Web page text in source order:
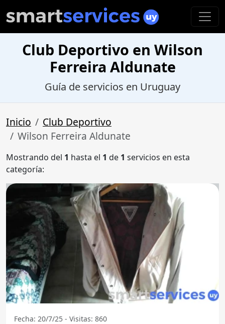
Club Deportivo en Wilson
Ferreira Aldunate
Guía de servicios en Uruguay
Inicio
Club Deportivo
Wilson Ferreira Aldunate
Mostrando del 1 hasta el 1 de 1 servicios en esta
categoría:
Fecha: 20/7/25 - Visitas: 860